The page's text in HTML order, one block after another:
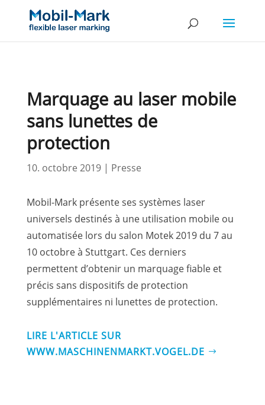
Marquage au laser mobile
sans lunettes de
protection
10. octobre 2019| Presse
Mobil-Mark présente ses systèmes laser
universels destinés à une utilisation mobile ou
automatisée lors du salon Motek 2019 du 7 au
10 octobre à Stuttgart. Ces derniers
permettent d’obtenir un marquage fiable et
précis sans dispositifs de protection
supplémentaires ni lunettes de protection.
LIRE L'ARTICLE SUR
WWW.MASCHINENMARKT.VOGEL.DE